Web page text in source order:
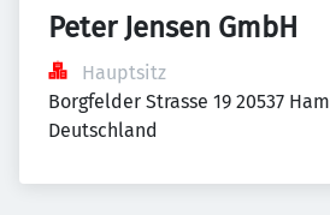
Peter Jensen GmbH
Hauptsitz
Borgfelder Strasse 19 20537
Deutschland